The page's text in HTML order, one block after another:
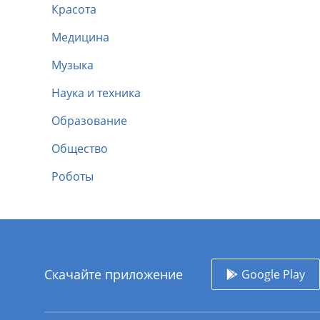
Красота
Медицина
Музыка
Наука и техника
Образование
Общество
Роботы
Скачайте приложение Google Play